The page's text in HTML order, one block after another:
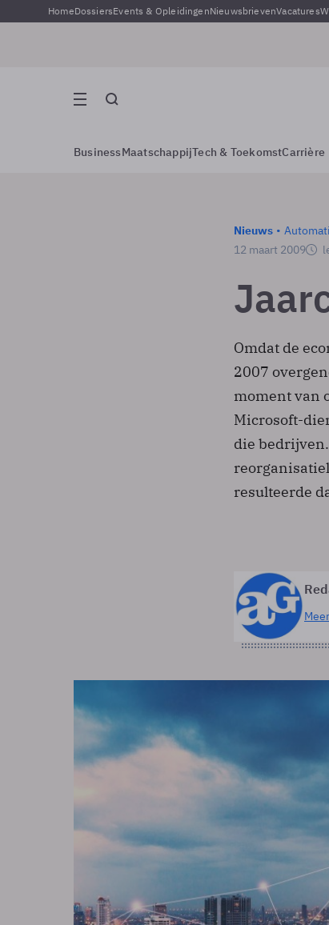
HomeDossiersEvents & OpleidingenNieuwsbrievenVacatures
BusinessMaatschappijTech & ToekomstCarrière
Nieuws
12 maart 2009
Omdat de
2007
moment van
Microsoft-
die
resulteerde